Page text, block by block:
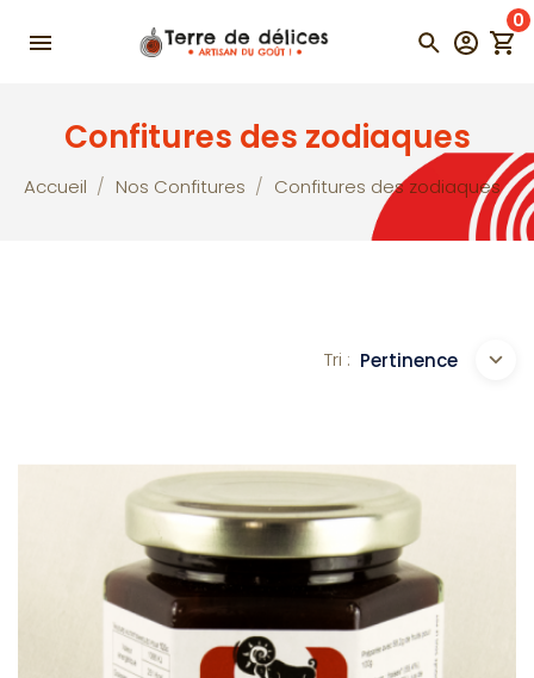
0
Confitures des zodiaques
Accueil Nos Confitures Confitures des zodiaques
Tri : Pertinence